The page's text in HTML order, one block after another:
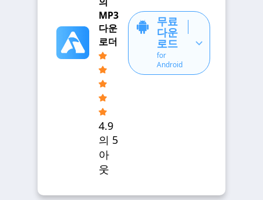
MP3
다운
로더
4.9
의 5
아
웃
무료
다운
로드
for
Android